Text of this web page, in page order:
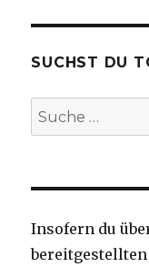
SUCHST DU
Suche
nach:
Insofern du